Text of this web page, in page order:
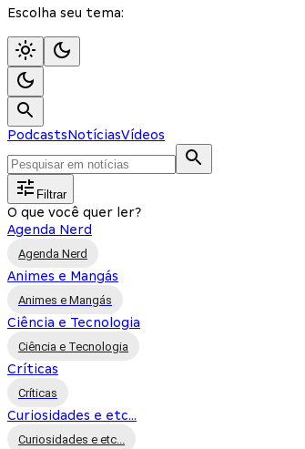
Escolha seu tema:
PodcastsNotíciasVídeos
Filtrar
O que você quer ler?
Agenda Nerd
Agenda Nerd
Animes e Mangás
Animes e Mangás
Ciência e Tecnologia
Ciência e Tecnologia
Críticas
Críticas
Curiosidades e etc...
Curiosidades e etc...